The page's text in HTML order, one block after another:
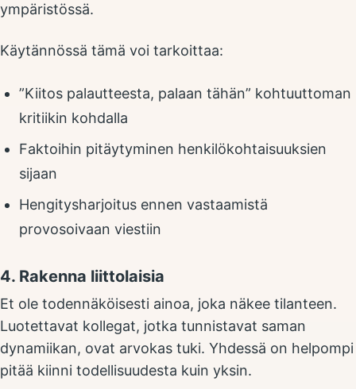
ympäristössä.
Käytännössä tämä voi tarkoittaa:
”Kiitos palautteesta, palaan tähän” kohtuuttoman
kritiikin kohdalla
Faktoihin pitäytyminen henkilökohtaisuuksien
sijaan
Hengitysharjoitus ennen vastaamistä
provosoivaan viestiin
4. Rakenna liittolaisia
Et ole todennäköisesti ainoa, joka näkee tilanteen.
Luotettavat kollegat, jotka tunnistavat saman
dynamiikan, ovat arvokas tuki. Yhdessä on helpompi
pitää kiinni todellisuudesta kuin yksin.